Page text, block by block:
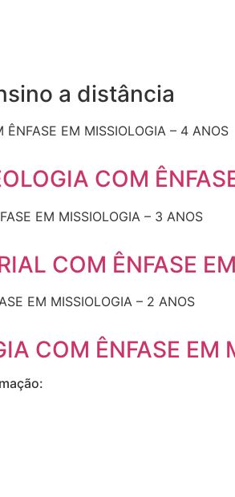
a distância
COM
COM ÊNFASE
COM ÊNFASE EM